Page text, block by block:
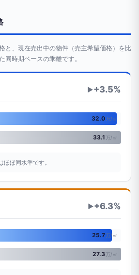
と、現在売出中の物件（売主希望価格）を比
同時期ベースの乖離です。
▶+3.5%
32.0万/㎡
33.1万/㎡
ぼ同水準です。
▶+6.3%
25.7万/㎡
27.3万/㎡